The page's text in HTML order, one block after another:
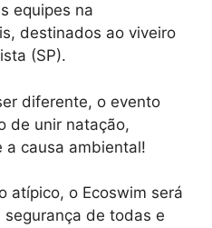
equipes na
destinados ao viveiro
(SP).
diferente, o evento
de unir natação,
a causa ambiental!
atípico, o Ecoswim será
de todas e